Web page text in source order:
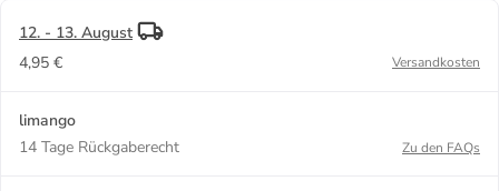
12. - 13. August
4,95 €
Versandkosten
limango
14 Tage Rückgaberecht
Zu den FAQs